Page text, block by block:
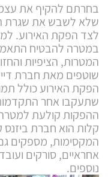
בחרתם להקיף את
שלא לשבש את שגרת
לצד הפקת האירוע.
במטרה להבטיח התאמה
המטרות, הציפיות
שוטפים מאת חברת
הפקת האירוע כולל
שתעקבו אחר
ההפקות קולעת
קלות הוא חברת
המקסימות, מספקים
אחראיים, סורקים
נוספים.